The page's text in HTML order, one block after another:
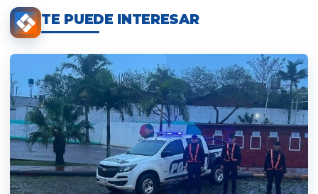
TE PUEDE INTERESAR